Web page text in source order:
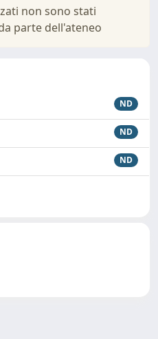
non sono stati
parte dell'ateneo
ND
ND
ND